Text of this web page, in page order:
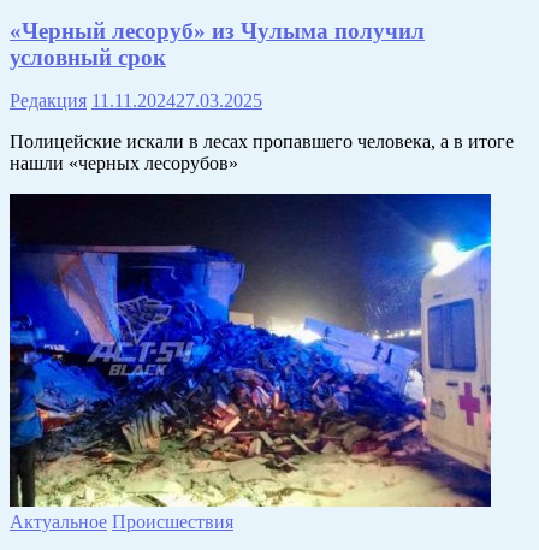
«Черный лесоруб» из Чулыма получил
условный срок
Редакция 11.11.202427.03.2025
Полицейские искали в лесах пропавшего человека, а в итоге
нашли «черных лесорубов»
Актуальное Происшествия